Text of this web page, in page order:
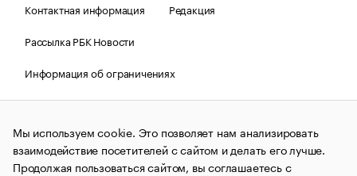
Контактная информация
Редакция
Рассылка РБК Новости
Информация об ограничениях
Правовая информация
О соблюдении авторских прав
© АО «РОСБИЗНЕСКОНСАЛТИНГ»,1995–2026.Сообщения
и материалы информационного агентства «РБК»
(зарегистрировано Федеральной службой по надзору в сфере
связи, информационных технологий и массовых
Мы используем cookie. Это позволяет нам анализировать
взаимодействие посетителей с сайтом и делать его лучше.
Продолжая пользоваться сайтом, вы соглашаетесь с